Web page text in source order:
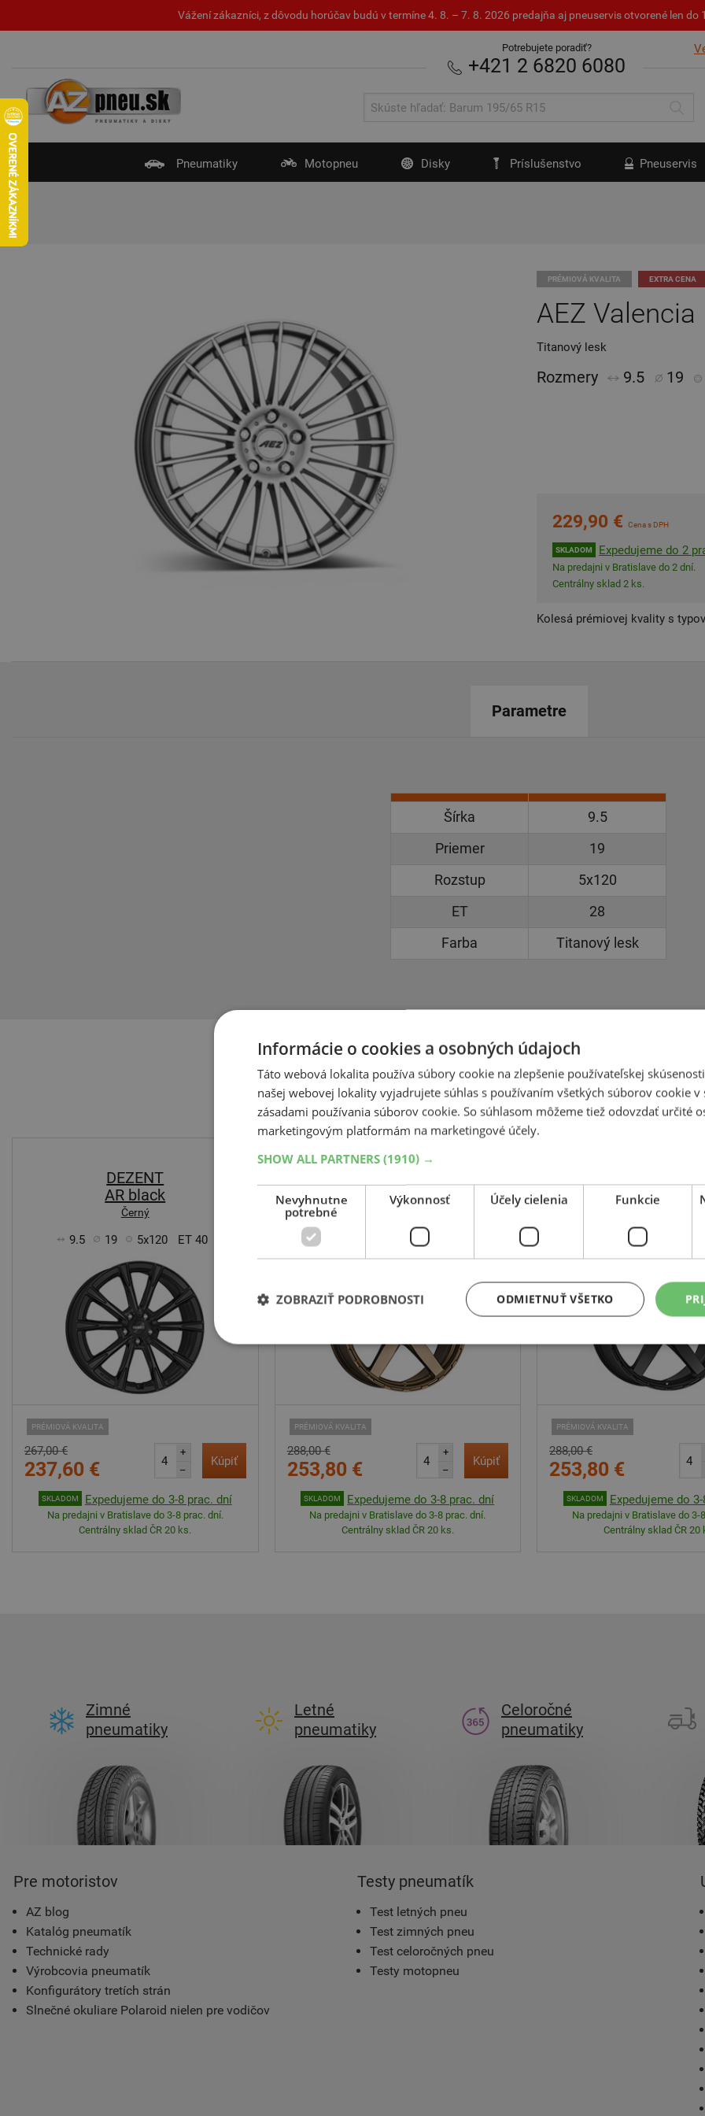
Vážení zákazníci, z dôvodu horúčav budú v termíne 4. 8. – 7. 8. 2026 predajňa aj pneuservis otvorené len do
Potrebujete poradiť?
+421 2 6820 6080
Pneumatiky Motopneu Disky Príslušenstvo Pneuservis
PRÉMIOVÁ KVALITA EXTRA CENA
AEZ Valencia
Titanový lesk
Rozmery 9.5 19
229,90 € Cena s DPH
SKLADOM Expedujeme do 2
Na predajni v Bratislave do 2 dní.
Centrálny sklad 2 ks.
Kolesá prémiovej kvality s
Parametre
Šírka
9.5
Priemer
19
Rozstup
5x120
ET
28
Farba
Titanový lesk
Súvisiace produkty
DEZENT
AR black
Černý
9.5 19 5x120 ET 40
PRÉMIOVÁ KVALITA
267,00 €
237,60 €
+
–
Kúpiť
SKLADOM Expedujeme do 3-8 prac. dní
Na predajni v Bratislave do 3-8 prac. dní.
Centrálny sklad ČR 20 ks.
MarinaBay bronze
5x120
PRÉMIOVÁ KVALITA
288,00 €
253,80 €
+
–
Kúpiť
SKLADOM Expedujeme do 3-8 prac. dní
Na predajni v Bratislave do 3-8 prac. dní.
Centrálny sklad ČR 20 ks.
MarinaBay
19
PRÉMIOVÁ KVALITA
288,00 €
253,80 €
SKLADOM Expedujeme do
Na predajni v Bratislave do 3-
Centrálny sklad ČR 20
Zimné
pneumatiky
Letné
pneumatiky
Celoročné
pneumatiky
Pre motoristov
AZ blog
Katalóg pneumatík
Technické rady
Výrobcovia pneumatík
Konfigurátory tretích strán
Slnečné okuliare Polaroid nielen pre vodičov
Testy pneumatík
Test letných pneu
Test zimných pneu
Test celoročných pneu
Testy motopneu
Informácie o cookies a osobných údajoch
Táto webová lokalita používa súbory cookie na zlepšenie používateľskej
našej webovej lokality vyjadrujete súhlas s používaním všetkých súborov cookie v
zásadami používania súborov cookie. So súhlasom môžeme tiež odovzdať určité
marketingovým platformám na marketingové účely.
SHOW ALL PARTNERS (1910) →
Nevyhnutne
potrebné
Výkonnosť Účely cielenia Funkcie
ODMIETNUŤ VŠETKO
ZOBRAZIŤ PODROBNOSTI